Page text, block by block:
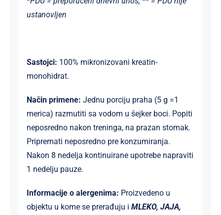
ustanovljen
Sastojci: 100% mikronizovani kreatin-
monohidrat.
Način primene: Jednu porciju praha (5 g =1
merica) razmutiti sa vodom u šejker boci. Popiti
neposredno nakon treninga, na prazan stomak.
Pripremati neposredno pre konzumiranja.
Nakon 8 nedelja kontinuirane upotrebe napraviti
1 nedelju pauze.
Informacije o alergenima: Proizvedeno u
objektu u kome se prerađuju i MLEKO, JAJA,